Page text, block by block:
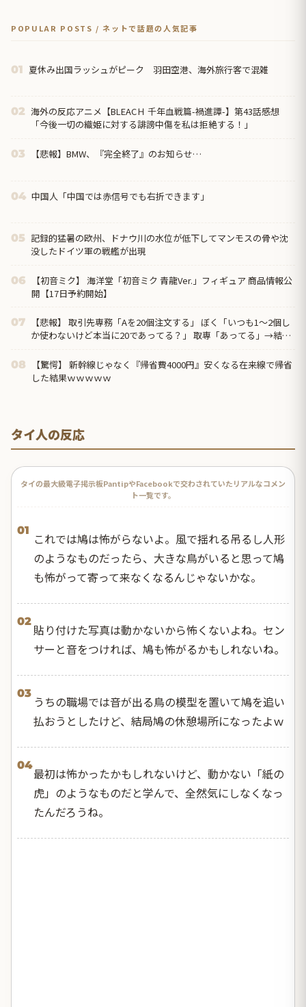
POPULAR POSTS / ネットで話題の人気記事
01 夏休み出国ラッシュがピーク 羽田空港、海外旅行客で混雑
02 海外の反応アニメ【BLEACＨ 千年血戦篇-禍進譚-】第43話感想
「今後一切の織姫に対する誹謗中傷を私は拒絶する！」
03 【悲報】BMW、『完全終了』のお知らせ…
04 中国人「中国では赤信号でも右折できます」
05 記録的猛暑の欧州、ドナウ川の水位が低下してマンモスの骨や沈
没したドイツ軍の戦艦が出現
06
【初音ミク】 海洋堂「初音ミク 青龍Ver.」フィギュア 商品情報公
開【17日予約開始】
07
【悲報】 取引先専務「Aを20個注文する」 ぼく「いつも1～2個し
か使わないけど本当に20であってる？」 取専「あってる」→結果
08
【驚愕】 新幹線じゃなく『帰省費4000円』安くなる在来線で帰省
した結果ｗｗｗｗｗ
タイ人の反応
タイの最大級電子掲示板PantipやFacebookで交わされていたリアルなコメン
ト一覧です。
01
これでは鳩は怖がらないよ。風で揺れる吊るし人形
のようなものだったら、大きな鳥がいると思って鳩
も怖がって寄って来なくなるんじゃないかな。
02
貼り付けた写真は動かないから怖くないよね。セン
サーと音をつければ、鳩も怖がるかもしれないね。
03
うちの職場では音が出る鳥の模型を置いて鳩を追い
払おうとしたけど、結局鳩の休憩場所になったよｗ
04
最初は怖かったかもしれないけど、動かない「紙の
虎」のようなものだと学んで、全然気にしなくなっ
たんだろうね。